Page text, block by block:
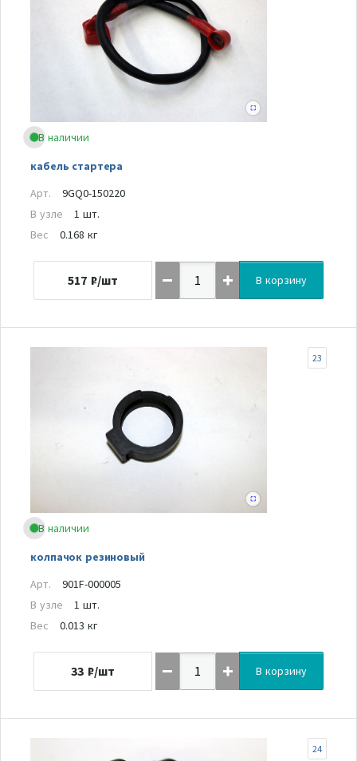
В наличии
кабель стартера
Арт.
9GQ0-150220
В узле
1 шт.
Вес
0.168 кг
517 ₽/шт В корзину
В наличии
колпачок резиновый
23
Арт.
901F-000005
В узле
1 шт.
Вес
0.013 кг
33 ₽/шт В корзину
24